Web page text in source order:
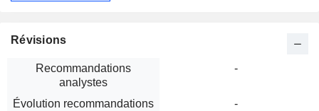
Révisions
Recommandations
analystes
-
Évolution recommandations
-